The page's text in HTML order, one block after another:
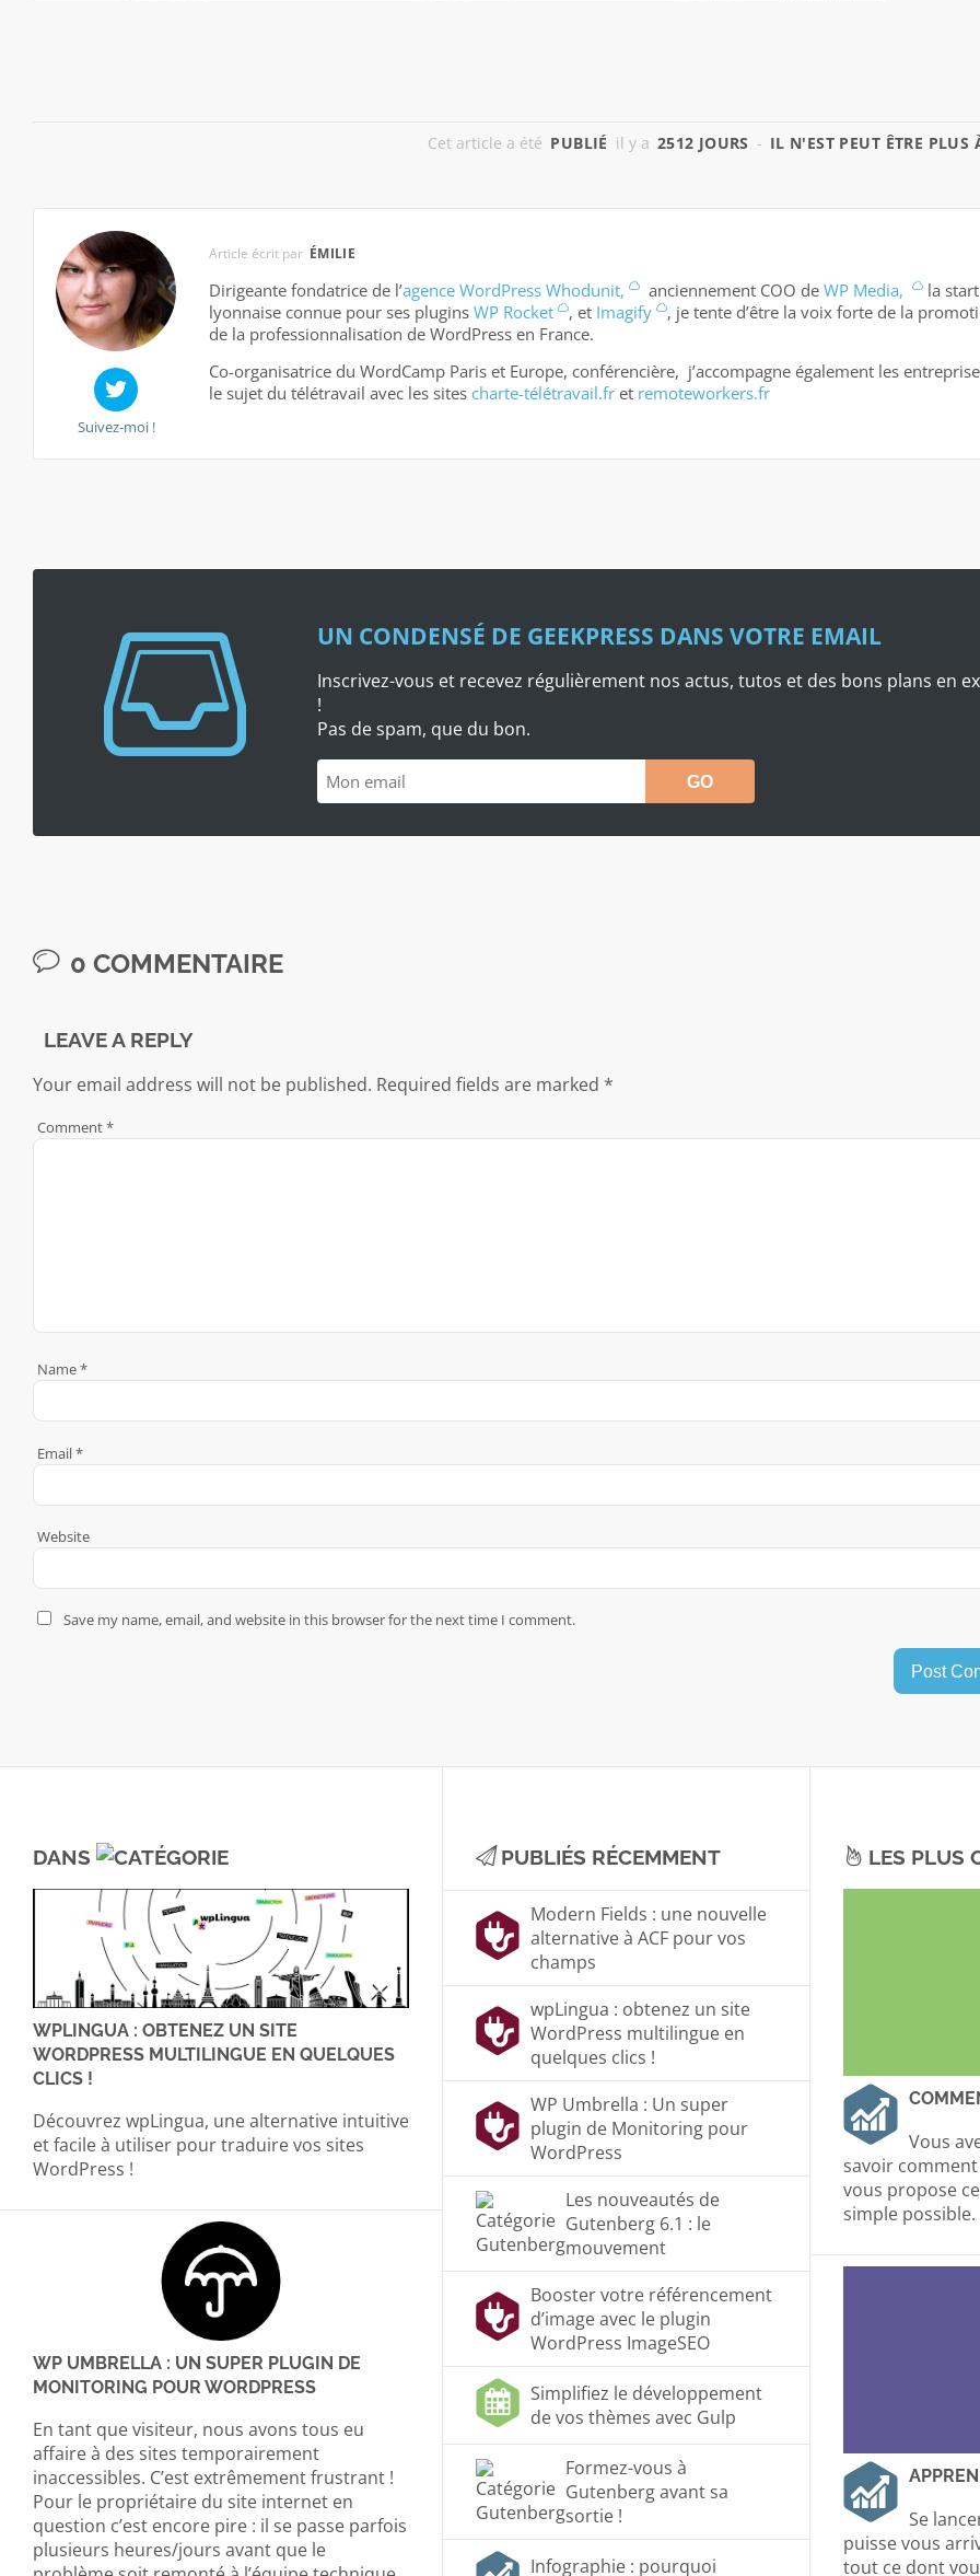
Cet article a été PUBLIÉ il y a 2512 JOURS - IL N'EST PEUT ÊTRE PLUS
Suivez-moi !
Article écrit par ÉMILIE
Dirigeante fondatrice de l’agence WordPress Whodunit, anciennement COO de WP Media,
la
lyonnaise connue pour ses plugins WP Rocket , et Imagify
, je tente d’être la voix forte de la
de la professionnalisation de WordPress en France.
Co-organisatrice du WordCamp Paris et Europe, conférencière, j’accompagne également les
le sujet du télétravail avec les sites charte-télétravail.fr et remoteworkers.fr
UN CONDENSÉ DE GEEKPRESS DANS VOTRE EMAIL
Inscrivez-vous et recevez régulièrement nos actus, tutos et des bons plans en
!
Pas de spam, que du bon.
0 COMMENTAIRE
LEAVE A REPLY
Your email address will not be published. Required fields are marked *
Comment*
Name*
Email*
Website
Save my name, email, and website in this browser for the next time I comment.
DANS
WPLINGUA : OBTENEZ UN SITE
WORDPRESS MULTILINGUE EN QUELQUES
CLICS !
Découvrez wpLingua, une alternative intuitive
et facile à utiliser pour traduire vos sites
WordPress !
WP UMBRELLA : UN SUPER PLUGIN DE
MONITORING POUR WORDPRESS
En tant que visiteur, nous avons tous eu
affaire à des sites temporairement
inaccessibles. C’est extrêmement frustrant !
Pour le propriétaire du site internet en
question c’est encore pire : il se passe parfois
plusieurs heures/jours avant que le
PUBLIÉS RÉCEMMENT
Modern Fields : une nouvelle
alternative à ACF pour vos
champs
wpLingua : obtenez un site
WordPress multilingue en
quelques clics !
WP Umbrella : Un super
plugin de Monitoring pour
WordPress
Les nouveautés de
Gutenberg 6.1 : le
mouvement
Booster votre référencement
d’image avec le plugin
WordPress ImageSEO
Simplifiez le développement
de vos thèmes avec Gulp
Formez-vous à
Gutenberg avant sa
sortie !
Infographie : pourquoi
LES PLUS
Vous
savoir
vous propose
simple possible.
Se
puisse vous
tout ce dont